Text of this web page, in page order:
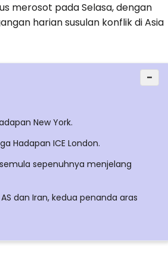
merosot pada Selasa, dengan
harian susulan konflik di Asia
−
New York.
Hadapan ICE London.
sepenuhnya menjelang
dan Iran, kedua penanda aras